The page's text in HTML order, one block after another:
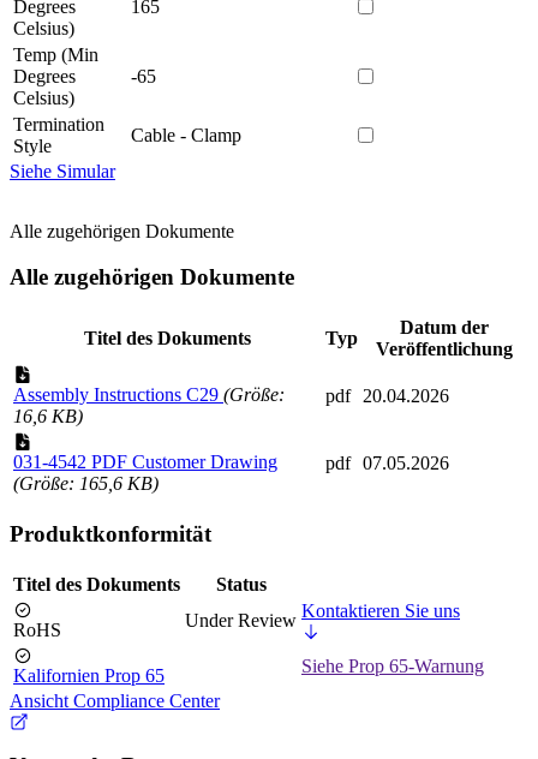
Degrees
Celsius)
165
Temp (Min
Degrees
Celsius)
-65
Termination
Style
Cable - Clamp
Siehe Simular
Alle zugehörigen Dokumente
Alle zugehörigen Dokumente
Titel des Dokuments Typ
Datum der
Veröffentlichung
Assembly Instructions C29 (Größe:
16,6 KB)
pdf 20.04.2026
031-4542 PDF Customer Drawing
(Größe: 165,6 KB)
pdf 07.05.2026
Produktkonformität
Titel des Dokuments Status
RoHS Under Review Kontaktieren Sie uns
Kalifornien Prop 65
Siehe Prop 65-Warnung
Ansicht Compliance Center